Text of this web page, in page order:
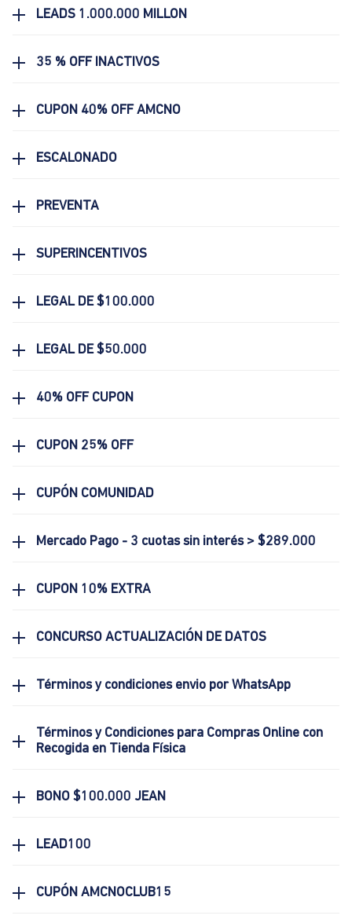
LEADS 1.000.000 MILLON
35 % OFF INACTIVOS
CUPON 40% OFF AMCNO
ESCALONADO
PREVENTA
SUPERINCENTIVOS
LEGAL DE $100.000
LEGAL DE $50.000
40% OFF CUPON
CUPON 25% OFF
CUPÓN COMUNIDAD
Mercado Pago - 3 cuotas sin interés > $289.000
CUPON 10% EXTRA
CONCURSO ACTUALIZACIÓN DE DATOS
Términos y condiciones envio por WhatsApp
Términos y Condiciones para Compras Online con
Recogida en Tienda Física
BONO $100.000 JEAN
LEAD100
CUPÓN AMCNOCLUB15